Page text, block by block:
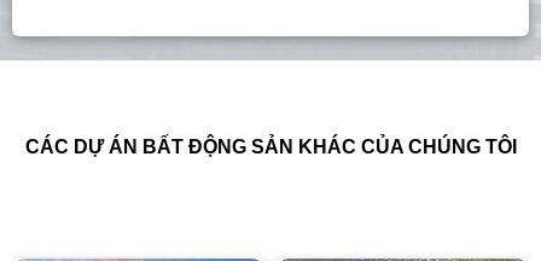
CÁC DỰ ÁN BẤT ĐỘNG SẢN KHÁC CỦA CHÚNG TÔI